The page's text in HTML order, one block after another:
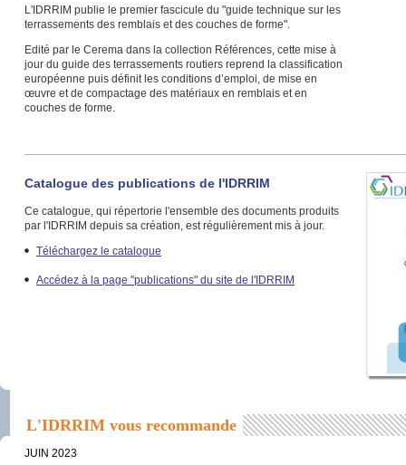
L'IDRRIM publie le premier fascicule du "guide technique sur les
terrassements des remblais et des couches de forme".
Edité par le Cerema dans la collection Références, cette mise à
jour du guide des terrassements routiers reprend la classification
européenne puis définit les conditions d’emploi, de mise en
œuvre et de compactage des matériaux en remblais et en
couches de forme.
Catalogue des publications de l'IDRRIM
Ce catalogue, qui répertorie l'ensemble des documents produits
par l'IDRRIM depuis sa création, est régulièrement mis à jour.
Téléchargez le catalogue
Accédez à la page "publications" du site de l'IDRRIM
L'IDRRIM vous recommande
JUIN 2023